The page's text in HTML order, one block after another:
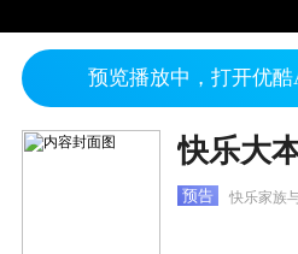
预览播放中，打开优酷
预告 快乐家族